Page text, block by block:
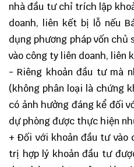
nhà đầu tư chỉ trích lập
doanh, liên kết bị lỗ nếu
dụng phương pháp vốn chủ
vào công ty liên doanh, liên
- Riêng khoản đầu tư mà
(không phân loại là chứng
có ảnh hưởng đáng kể đối
dự phòng được thực hiện
+ Đối với khoản đầu tư vào
trị hợp lý khoản đầu tư